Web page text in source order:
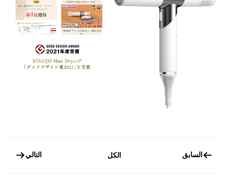
السابق الكل التالي